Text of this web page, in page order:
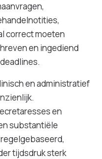
correct moeten
en ingediend
en administratief
en
substantiële
tijdsdruk sterk